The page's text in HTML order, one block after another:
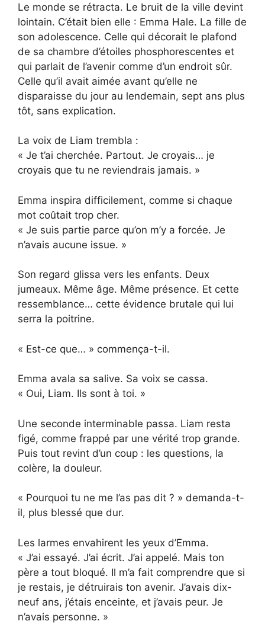
Le monde se rétracta. Le bruit de la ville devint
lointain. C’était bien elle : Emma Hale. La fille de
son adolescence. Celle qui décorait le plafond
de sa chambre d’étoiles phosphorescentes et
qui parlait de l’avenir comme d’un endroit sûr.
Celle qu’il avait aimée avant qu’elle ne
disparaisse du jour au lendemain, sept ans plus
tôt, sans explication.
La voix de Liam trembla :
« Je t’ai cherchée. Partout. Je croyais… je
croyais que tu ne reviendrais jamais. »
Emma inspira difficilement, comme si chaque
mot coûtait trop cher.
« Je suis partie parce qu’on m’y a forcée. Je
n’avais aucune issue. »
Son regard glissa vers les enfants. Deux
jumeaux. Même âge. Même présence. Et cette
ressemblance… cette évidence brutale qui lui
serra la poitrine.
« Est-ce que… » commença-t-il.
Emma avala sa salive. Sa voix se cassa.
« Oui, Liam. Ils sont à toi. »
Une seconde interminable passa. Liam resta
figé, comme frappé par une vérité trop grande.
Puis tout revint d’un coup : les questions, la
colère, la douleur.
« Pourquoi tu ne me l’as pas dit ? » demanda-t-
il, plus blessé que dur.
Les larmes envahirent les yeux d’Emma.
« J’ai essayé. J’ai écrit. J’ai appelé. Mais ton
père a tout bloqué. Il m’a fait comprendre que si
je restais, je détruirais ton avenir. J’avais dix-
neuf ans, j’étais enceinte, et j’avais peur. Je
n’avais personne. »